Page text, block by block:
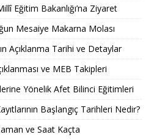
Eğitim Bakanlığı’na Ziyaret
Mesaiye Makarna Molası
Açıklanma Tarihi ve Detaylar
ve MEB Takipleri
Yönelik Afet Bilinci Eğitimleri
Başlangıç Tarihleri Nedir?
ve Saat Kaçta